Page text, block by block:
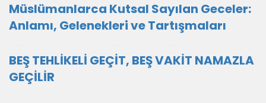
Müslümanlarca Kutsal Sayılan Geceler:
Anlamı, Gelenekleri ve Tartışmaları
BEŞ TEHLİKELİ GEÇİT, BEŞ VAKİT NAMAZLA
GEÇİLİR